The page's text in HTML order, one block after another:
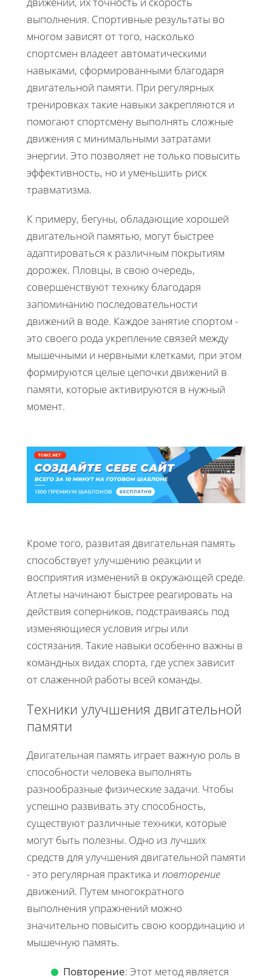
выполнения. Спортивные результаты во
многом зависят от того, насколько
спортсмен владеет автоматическими
навыками, сформированными благодаря
двигательной памяти. При регулярных
тренировках такие навыки закрепляются и
помогают спортсмену выполнять сложные
движения с минимальными затратами
энергии. Это позволяет не только повысить
эффективность, но и уменьшить риск
травматизма.
К примеру, бегуны, обладающие хорошей
двигательной памятью, могут быстрее
адаптироваться к различным покрытиям
дорожек. Пловцы, в свою очередь,
совершенствуют технику благодаря
запоминанию последовательности
движений в воде. Каждое занятие спортом -
это своего рода укрепление связей между
мышечными и нервными клетками, при этом
формируются целые цепочки движений в
памяти, которые активируются в нужный
момент.
Кроме того, развитая двигательная память
способствует улучшению реакции и
восприятия изменений в окружающей среде.
Атлеты начинают быстрее реагировать на
действия соперников, подстраиваясь под
изменяющиеся условия игры или
состязания. Такие навыки особенно важны в
командных видах спорта, где успех зависит
от слаженной работы всей команды.
Техники улучшения двигательной
памяти
Двигательная память играет важную роль в
способности человека выполнять
разнообразные физические задачи. Чтобы
успешно развивать эту способность,
существуют различные техники, которые
могут быть полезны. Одно из лучших
средств для улучшения двигательной памяти
- это регулярная практика и повторение
движений. Путем многократного
выполнения упражнений можно
значительно повысить свою координацию и
мышечную память.
Повторение: Этот метод является